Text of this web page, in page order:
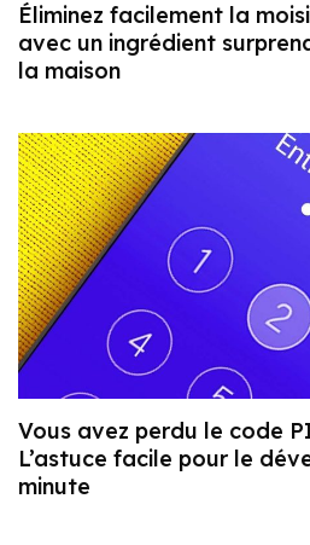
Éliminez facilement la
avec un ingrédient
la maison
Vous avez perdu le code
L’astuce facile pour le
minute